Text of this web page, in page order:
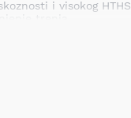
i visokog HTHS